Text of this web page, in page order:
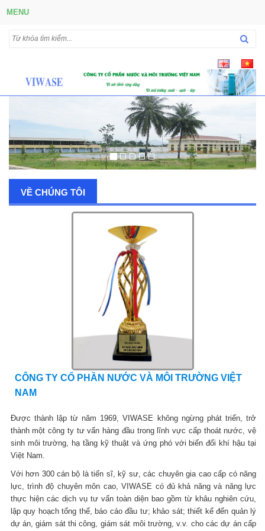
MENU
VỀ CHÚNG TÔI
CÔNG TY CỔ PHẦN NƯỚC VÀ MÔI TRƯỜNG VIỆT
NAM
Được thành lập từ năm 1969, VIWASE không ngừng phát triển, trở
thành một công ty tư vấn hàng đầu trong lĩnh vực cấp thoát nước, vệ
sinh môi trường, hạ tầng kỹ thuật và ứng phó với biến đổi khí hậu tại
Việt Nam.
Với hơn 300 cán bộ là tiến sĩ, kỹ sư, các chuyên gia cao cấp có năng
lực, trình độ chuyên môn cao, VIWASE có đủ khả năng và năng lực
thực hiện các dịch vụ tư vấn toàn diện bao gồm từ khâu nghiên cứu,
lập quy hoạch tổng thể, báo cáo đầu tư; khảo sát; thiết kế đến quản lý
dự án, giám sát thi công, giám sát môi trường, v.v. cho các dự án cấp